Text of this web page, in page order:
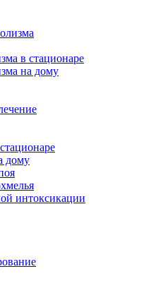
в стационаре
на дому
дому
интоксикации